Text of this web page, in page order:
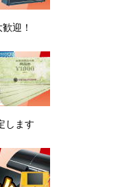
歓迎！
します